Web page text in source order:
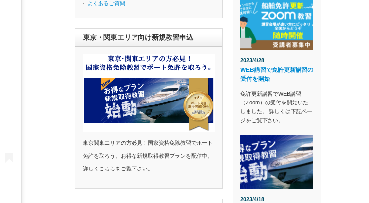
よくあるご質問
東京・関東エリア向け新規教習申込
東京関東エリアの方必見！国家資格免除教習でボート
免許を取ろう。お得な新規取得教習プランを配信中。
詳しくこちらをご覧下さい。
2023/4/28
WEB講習で免許更新講習の
受付を開始
免許更新講習でWEB講習
（Zoom）の受付を開始いた
しました。 詳しくは下記ペー
ジをご覧下さい。 …
2023/4/18